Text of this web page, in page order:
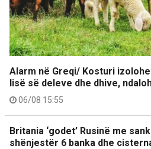
Alarm në Greqi/ Kosturi
lisë së deleve dhe dhive,
06/08 15:55
Britania ‘godet’ Rusinë me
shënjestër 6 banka dhe